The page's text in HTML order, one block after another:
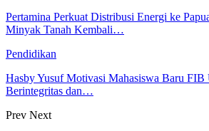
Pertamina Perkuat Distribusi Energi ke
Minyak Tanah Kembali…
Pendidikan
Hasby Yusuf Motivasi Mahasiswa Baru FIB
Berintegritas dan…
Prev Next